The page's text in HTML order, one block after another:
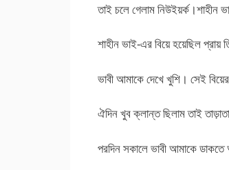
তাই চলে গেলাম নিউইয়র্ক।শাহীন
শাহীন ভাই-এর বিয়ে হয়েছিল
ভাবী আমাকে দেখে খুশি। সেই
ঐদিন খুব ক্লান্ত ছিলাম তাই
পরদিন সকালে ভাবী আমাকে